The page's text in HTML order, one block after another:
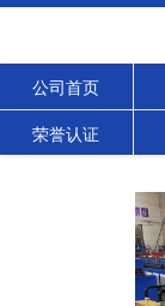
公司首页
荣誉认证